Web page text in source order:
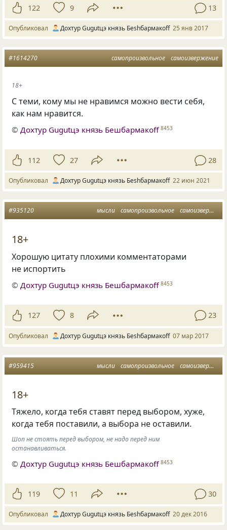
122 9 13
Опубликовал Дохтур Gugutцэ князь Беshбармакоff 25 янв 2017
самопроизвольное самоизвержение
#1614270
18+
С теми, кому мы не нравимся можно вести себя,
как нам нравится.
©Дохтур Gugutцэ князь Бешбармакоff 8453
112 27 28
Опубликовал Дохтур Gugutцэ князь Беshбармакоff 22 июн 2021
мысли самопроизвольное самоизвержение
#935120
18+
Хорошую цитату плохими комментаторами
не испортить
©Дохтур Gugutцэ князь Бешбармакоff 8453
127 8 23
Опубликовал Дохтур Gugutцэ князь Беshбармакоff 07 мар 2017
мысли самопроизвольное самоизвержение
#959415
18+
Тяжело, когда тебя ставят перед выбором, хуже,
когда тебя поставили, а выбора не оставили.
Шоп не стоять перед выбором, не надо перед ним
останавливаться.
© Дохтур Gugutцэ князь Бешбармакоff 8453
119 11 30
Опубликовал Дохтур Gugutцэ князь Беshбармакоff 20 дек 2016